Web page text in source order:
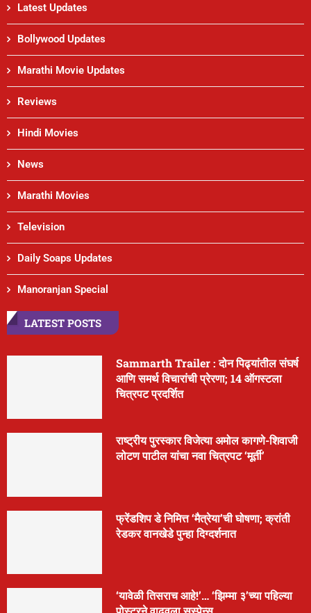
Latest Updates
Bollywood Updates
Marathi Movie Updates
Reviews
Hindi Movies
News
Marathi Movies
Television
Daily Soaps Updates
Manoranjan Special
LATEST POSTS
Sammarth Trailer : दोन पिढ्यांतील संघर्ष
आणि समर्थ विचारांची प्रेरणा; 14 ऑगस्टला
चित्रपट प्रदर्शित
राष्ट्रीय पुरस्कार विजेत्या अमोल कागणे-शिवाजी
लोटण पाटील यांचा नवा चित्रपट ‘मूर्ती’
फ्रेंडशिप डे निमित्त ‘मैत्रेया’ची घोषणा; क्रांती
रेडकर वानखेडे पुन्हा दिग्दर्शनात
‘यावेळी तिसराच आहे!’… ‘झिम्मा ३’च्या पहिल्या